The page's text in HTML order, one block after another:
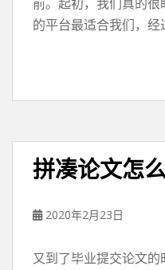
的平台最适合我们，
拼凑论文怎
2020年2月23日
又到了毕业提交论文